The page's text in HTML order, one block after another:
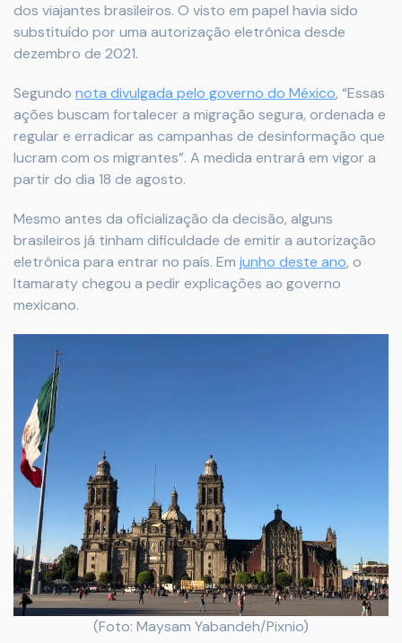
dos viajantes brasileiros. O visto em papel havia sido
substituído por uma autorização eletrônica desde
dezembro de 2021.
Segundo nota divulgada pelo governo do México, “Essas
ações buscam fortalecer a migração segura, ordenada e
regular e erradicar as campanhas de desinformação que
lucram com os migrantes”. A medida entrará em vigor a
partir do dia 18 de agosto.
Mesmo antes da oficialização da decisão, alguns
brasileiros já tinham dificuldade de emitir a autorização
eletrônica para entrar no país. Em junho deste ano, o
Itamaraty chegou a pedir explicações ao governo
mexicano.
(Foto: Maysam Yabandeh/Pixnio)